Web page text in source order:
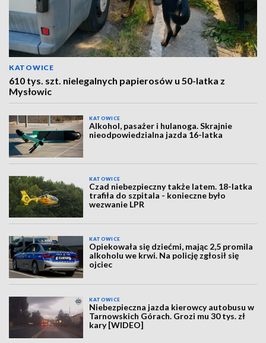
KATOWICE
610 tys. szt. nielegalnych papierosów u 50-latka z
Mysłowic
KATOWICE
Alkohol, pasażer i hulanoga. Skrajnie
nieodpowiedzialna jazda 16-latka
KATOWICE
Czad niebezpieczny także latem. 18-latka
trafiła do szpitala - konieczne było
wezwanie LPR
KATOWICE
Opiekowała się dziećmi, mając 2,5 promila
alkoholu we krwi. Na policję zgłosił się
ojciec
KATOWICE
Niebezpieczna jazda kierowcy autobusu w
Tarnowskich Górach. Grozi mu 30 tys. zł
kary [WIDEO]